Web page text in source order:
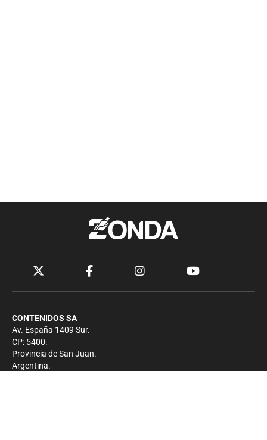
CONTENIDOS SA
Av. España 1409 Sur.
CP: 5400.
Provincia de San Juan.
Argentina.